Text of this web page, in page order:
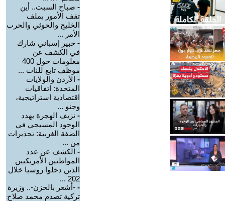
- صباح السبت.. أين
تقف الأمور بملف
الخليج والحوثي والحرب
الأمر ...
- خبير إسباني شارك
في الكشف عن
معلومات حول 400
موظف تابع للنات ...
- الأردن والولايات
المتحدة: اتفاقيات
اقتصادية استراتيجية،
وجنو ...
- نزيف الهجرة يهدد
الوجود المسيحي في
الضفة الغربية: تحذيرات
من ...
- الكشف عن عدد
المواطنين الأمريكيين
الذين دخلوا روسيا خلال
202 ...
- -أشعر بالحزن-.. وزيرة
تركية تصدم محمد صلاح